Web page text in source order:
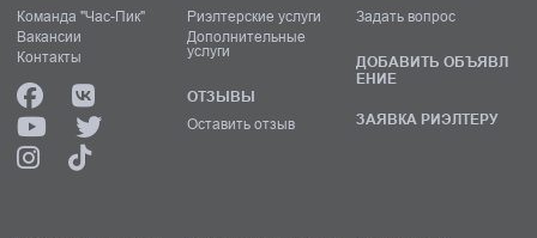
Команда "Час-Пик"
Вакансии
Контакты
Риэлтерские услуги
Дополнительные
услуги
ОТЗЫВЫ
Оставить отзыв
Задать вопрос
ДОБАВИТЬ ОБЪЯВЛ
ЕНИЕ
ЗАЯВКА РИЭЛТЕРУ